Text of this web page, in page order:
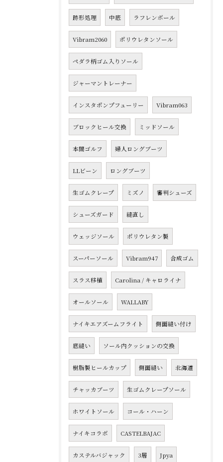
跡形処理 中底 ラフレンボール
Vibram2060 ポリウレタンソール
ペダラ柄ゴム入りソール
ジャーマントレーナー
インスタポンプフューリー Vibram063
ブロックヒール交換 ミッドソール
本間ゴルフ 婦人ロングブーツ
LLビーン ロングブーツ
生ゴムクレープ ミズノ 審判シューズ
シューズガード 縫直し
ウェッジソール ポリウレタン製
スーパーソール Vibram947 合成ゴム
スラス移植 Carolina / キャロライナ
オールソール WALLABY
ナイキエアズームフライト 側面縫い付け
底縫い ソール内クッションの交換
樹脂製ヒールカップ 側面縫い 北海道
チャッカブーツ 生ゴムクレープソール
ホワイトソール コール・ハーン
ナイキコラボ CASTELBAJAC
カステルバジャック 3層 Jpya